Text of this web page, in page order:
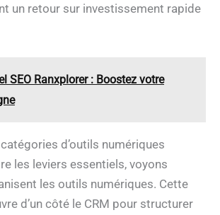
un retour sur investissement rapide
SEO Ranxplorer : Boostez votre
d’outils numériques
les leviers essentiels, voyons
les outils numériques. Cette
d’un côté le CRM pour structurer